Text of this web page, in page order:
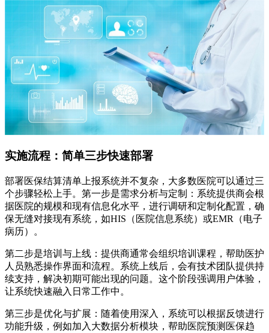
实施流程：简单三步快速部署
部署医保结算清单上报系统并不复杂，大多数医院可以通过三
个步骤轻松上手。第一步是需求分析与定制：系统提供商会根
据医院的规模和现有信息化水平，进行调研和定制化配置，确
保无缝对接现有系统，如HIS（医院信息系统）或EMR（电子
病历）。
第二步是培训与上线：提供商通常会组织培训课程，帮助医护
人员熟悉操作界面和流程。系统上线后，会有技术团队提供持
续支持，解决初期可能出现的问题。这个阶段强调用户体验，
让系统快速融入日常工作中。
第三步是优化与扩展：随着使用深入，系统可以根据反馈进行
功能升级，例如加入大数据分析模块，帮助医院预测医保趋